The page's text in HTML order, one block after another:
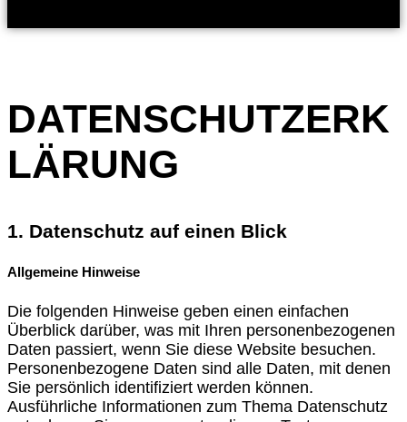
DATENSCHUTZERK
LÄRUNG
1. Datenschutz auf einen Blick
Allgemeine Hinweise
Die folgenden Hinweise geben einen einfachen
Überblick darüber, was mit Ihren personenbezogenen
Daten passiert, wenn Sie diese Website besuchen.
Personenbezogene Daten sind alle Daten, mit denen
Sie persönlich identifiziert werden können.
Ausführliche Informationen zum Thema Datenschutz